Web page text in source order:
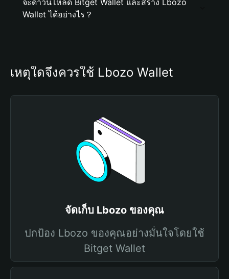
จะดาวน์โหลด Bitget Wallet และสร้าง Lbozo
Wallet ได้อย่างไร？
เหตุใดจึงควรใช้ Lbozo Wallet
จัดเก็บ Lbozo ของคุณ
ปกป้อง Lbozo ของคุณอย่างมั่นใจโดยใช้
Bitget Wallet